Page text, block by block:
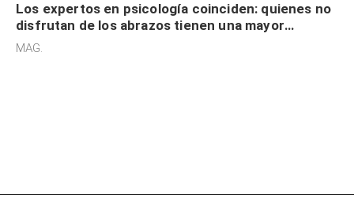
Los expertos en psicología coinciden: quienes no
disfrutan de los abrazos tienen una mayor
sensibilidad a los estímulos físicos y no es por
MAG.